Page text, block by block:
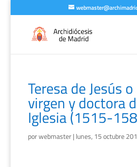
Teresa de Jesús
virgen y doctora
Iglesia (1515-
porwebmaster| lunes, 15 octubre